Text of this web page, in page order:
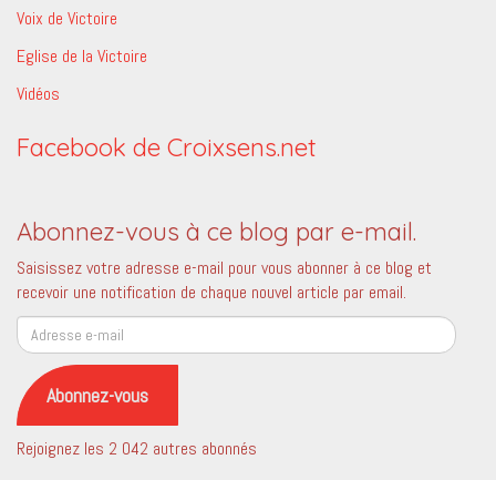
Voix de Victoire
Eglise de la Victoire
Vidéos
Facebook de Croixsens.net
Abonnez-vous à ce blog par e-mail.
Saisissez votre adresse e-mail pour vous abonner à ce blog et
recevoir une notification de chaque nouvel article par email.
Adresse
e-
mail
Abonnez-vous
Rejoignez les 2 042 autres abonnés